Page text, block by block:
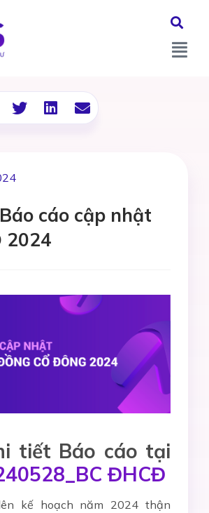
cáo cập nhật
tiết Báo cáo tại
ĐHCĐ
kế hoạch năm 2024 thận